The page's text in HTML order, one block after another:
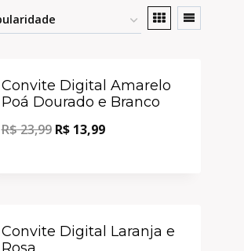
Convite Digital Amarelo
Poá Dourado e Branco
R$23,99 R$13,99
Convite Digital Laranja e